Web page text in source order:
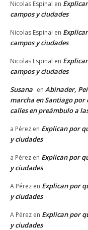
Nicolas Espinal en
campos y ciudades
Nicolas Espinal en
campos y ciudades
Nicolas Espinal en
campos y ciudades
Susana en Abinader,
marcha en Santiago por
calles en preámbulo a
a Pérez en Explican por
y ciudades
a Pérez en Explican por
y ciudades
A Pérez en Explican por
y ciudades
A Pérez en Explican por
y ciudades